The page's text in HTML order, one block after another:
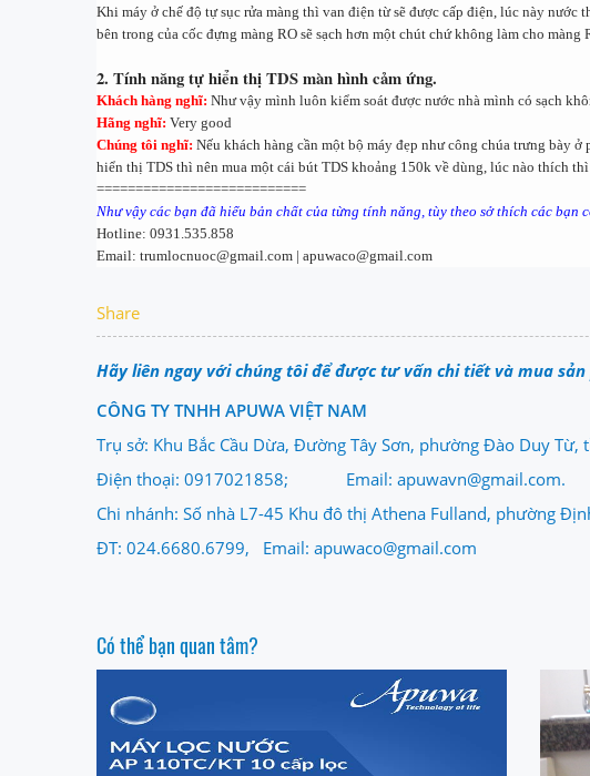
Khi máy ở chế độ tự sục rửa màng thì van điện từ sẽ được cấp điện, lúc này
bên trong của cốc đựng màng RO sẽ sạch hơn một chút chứ không làm cho
2. Tính năng tự hiển thị TDS màn hình cảm ứng.
Khách hàng nghĩ: Như vậy mình luôn kiểm soát được nước nhà mình có sạch
Hãng nghĩ: Very good
Chúng tôi nghĩ: Nếu khách hàng cần một bộ máy đẹp như công chúa trưng bày
hiển thị TDS thì nên mua một cái bút TDS khoảng 150k về dùng, lúc nào thích
===========================
Như vậy các bạn đã hiểu bản chất của từng tính năng, tùy theo sở thích các
Hotline: 0931.535.858
Email: trumlocnuoc@gmail.com | apuwaco@gmail.com
Share
Hãy liên ngay với chúng tôi để được tư vấn chi tiết và mua
CÔNG TY TNHH APUWA VIỆT NAM
Trụ sở: Khu Bắc Cầu Dừa, Đường Tây Sơn, phường Đào Duy Từ,
Điện thoại: 0917021858; Email: apuwavn@gmail.com.
Chi nhánh: Số nhà L7-45 Khu đô thị Athena Fulland, phường
ĐT: 024.6680.6799, Email: apuwaco@gmail.com
Có thể bạn quan tâm?